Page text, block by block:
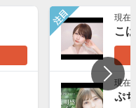
注目 現在
こ
現在